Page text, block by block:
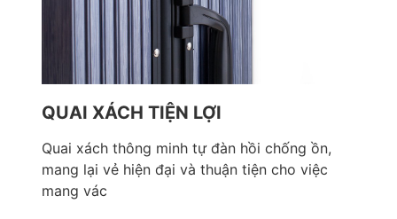
QUAI XÁCH TIỆN LỢI
Quai xách thông minh tự đàn hồi chống ồn,
mang lại vẻ hiện đại và thuận tiện cho việc
mang vác